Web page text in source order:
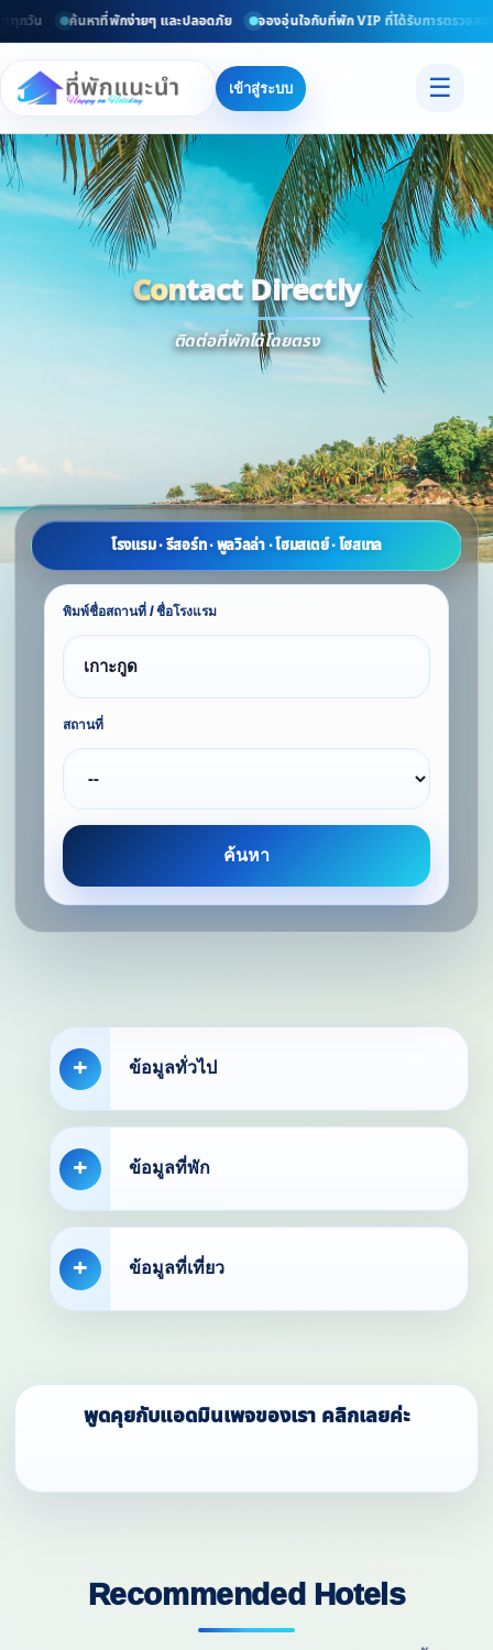
กวัน ค้นหาที่พักง่ายๆ และปลอดภัย จองอุ่นใจกับที่พัก VIP ที่ได้รับการตรวจสอบ
เข้าสู่ระบบ ☰
Contact Directly
Contact
ติดต่อที่พักได้โดยตรง
โรงแรม · รีสอร์ท · พูลวิลล่า · โฮมสเตย์ · โฮสเทล
พิมพ์ชื่อสถานที่ / ชื่อโรงแรม
สถานที่
ค้นหา
ข้อมูลทั่วไป
ข้อมูลที่พัก
ข้อมูลที่เที่ยว
พูดคุยกับแอดมินเพจของเรา คลิกเลยค่ะ
Recommended Hotels